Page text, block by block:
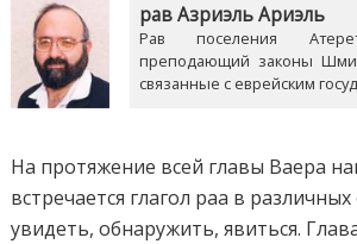
рав Азриэль Ариэль
Рав поселения
преподающий законы
связанные с еврейским
На протяжение всей главы Ваера
встречается глагол раа в
увидеть, обнаружить, явиться.